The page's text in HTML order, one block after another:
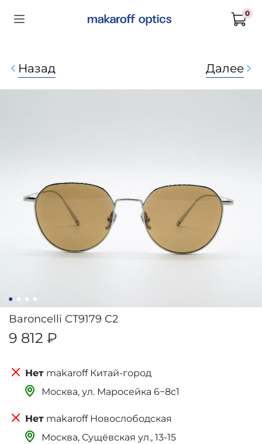
0
Назад Далее
Baroncelli CT9179 C2
9 812 ₽
makaroff Китай-город
Москва, ‌‌‌‌ул. Маросейка 6−8с1
makaroff Новослободская
Москва, Сущёвская ул., 13-15